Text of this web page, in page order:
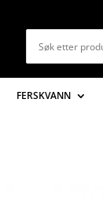
FERSKVANN